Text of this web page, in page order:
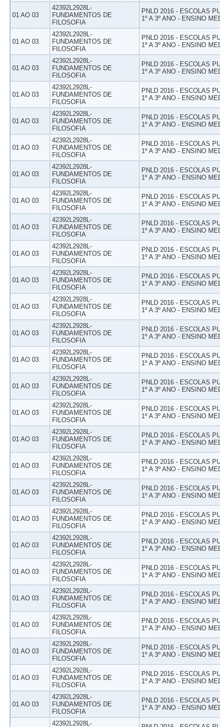
01 AO 03
42392L2928L-
FUNDAMENTOS DE
FILOSOFIA
PNLD 2016 - ESCOLAS
1º A 3º ANO - ENSINO
01 AO 03
42392L2928L-
FUNDAMENTOS DE
FILOSOFIA
PNLD 2016 - ESCOLAS
1º A 3º ANO - ENSINO
01 AO 03
42392L2928L-
FUNDAMENTOS DE
FILOSOFIA
PNLD 2016 - ESCOLAS
1º A 3º ANO - ENSINO
01 AO 03
42392L2928L-
FUNDAMENTOS DE
FILOSOFIA
PNLD 2016 - ESCOLAS
1º A 3º ANO - ENSINO
01 AO 03
42392L2928L-
FUNDAMENTOS DE
FILOSOFIA
PNLD 2016 - ESCOLAS
1º A 3º ANO - ENSINO
01 AO 03
42392L2928L-
FUNDAMENTOS DE
FILOSOFIA
PNLD 2016 - ESCOLAS
1º A 3º ANO - ENSINO
01 AO 03
42392L2928L-
FUNDAMENTOS DE
FILOSOFIA
PNLD 2016 - ESCOLAS
1º A 3º ANO - ENSINO
01 AO 03
42392L2928L-
FUNDAMENTOS DE
FILOSOFIA
PNLD 2016 - ESCOLAS
1º A 3º ANO - ENSINO
01 AO 03
42392L2928L-
FUNDAMENTOS DE
FILOSOFIA
PNLD 2016 - ESCOLAS
1º A 3º ANO - ENSINO
01 AO 03
42392L2928L-
FUNDAMENTOS DE
FILOSOFIA
PNLD 2016 - ESCOLAS
1º A 3º ANO - ENSINO
01 AO 03
42392L2928L-
FUNDAMENTOS DE
FILOSOFIA
PNLD 2016 - ESCOLAS
1º A 3º ANO - ENSINO
01 AO 03
42392L2928L-
FUNDAMENTOS DE
FILOSOFIA
PNLD 2016 - ESCOLAS
1º A 3º ANO - ENSINO
01 AO 03
42392L2928L-
FUNDAMENTOS DE
FILOSOFIA
PNLD 2016 - ESCOLAS
1º A 3º ANO - ENSINO
01 AO 03
42392L2928L-
FUNDAMENTOS DE
FILOSOFIA
PNLD 2016 - ESCOLAS
1º A 3º ANO - ENSINO
01 AO 03
42392L2928L-
FUNDAMENTOS DE
FILOSOFIA
PNLD 2016 - ESCOLAS
1º A 3º ANO - ENSINO
01 AO 03
42392L2928L-
FUNDAMENTOS DE
FILOSOFIA
PNLD 2016 - ESCOLAS
1º A 3º ANO - ENSINO
01 AO 03
42392L2928L-
FUNDAMENTOS DE
FILOSOFIA
PNLD 2016 - ESCOLAS
1º A 3º ANO - ENSINO
01 AO 03
42392L2928L-
FUNDAMENTOS DE
FILOSOFIA
PNLD 2016 - ESCOLAS
1º A 3º ANO - ENSINO
01 AO 03
42392L2928L-
FUNDAMENTOS DE
FILOSOFIA
PNLD 2016 - ESCOLAS
1º A 3º ANO - ENSINO
01 AO 03
42392L2928L-
FUNDAMENTOS DE
FILOSOFIA
PNLD 2016 - ESCOLAS
1º A 3º ANO - ENSINO
01 AO 03
42392L2928L-
FUNDAMENTOS DE
FILOSOFIA
PNLD 2016 - ESCOLAS
1º A 3º ANO - ENSINO
01 AO 03
42392L2928L-
FUNDAMENTOS DE
FILOSOFIA
PNLD 2016 - ESCOLAS
1º A 3º ANO - ENSINO
01 AO 03
42392L2928L-
FUNDAMENTOS DE
FILOSOFIA
PNLD 2016 - ESCOLAS
1º A 3º ANO - ENSINO
01 AO 03
42392L2928L-
FUNDAMENTOS DE
FILOSOFIA
PNLD 2016 - ESCOLAS
1º A 3º ANO - ENSINO
01 AO 03
42392L2928L-
FUNDAMENTOS DE
FILOSOFIA
PNLD 2016 - ESCOLAS
1º A 3º ANO - ENSINO
01 AO 03
42392L2928L-
FUNDAMENTOS DE
FILOSOFIA
PNLD 2016 - ESCOLAS
1º A 3º ANO - ENSINO
01 AO 03
42392L2928L-
FUNDAMENTOS DE
FILOSOFIA
PNLD 2016 - ESCOLAS
1º A 3º ANO - ENSINO
42392L2928L-